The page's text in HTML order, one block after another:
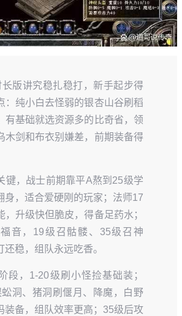
版讲究稳扎稳打，新手起步得
：纯小白去怪弱的银杏山谷刷稻
有基础就选资源多的比奇省，领
木剑和布衣别嫌差，前期装备得
键，战士前期靠平A熬到25级学
身，适合爱硬刚的玩家；法师17
，升级快但脆皮，得备足药水；
音，19级召骷髅、35级召神
还稳，组队永远吃香。
段，1-20级刷小怪捡基础装；
洞、猪洞刷偃月、降魔，白野
装备，组队效率更高；35级后攻